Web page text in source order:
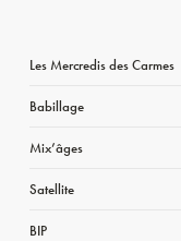
Les Mercredis des Carmes
Babillage
Mix’âges
Satellite
BIP